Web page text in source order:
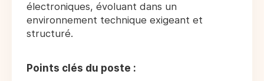
électroniques, évoluant dans un
environnement technique exigeant et
structuré.
Points clés du poste :